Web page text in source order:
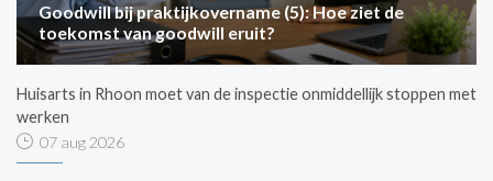
Goodwill bij praktijkovername (5): Hoe ziet de
toekomst van goodwill eruit?
Huisarts in Rhoon moet van de inspectie onmiddellijk stoppen met
werken
07 aug 2026